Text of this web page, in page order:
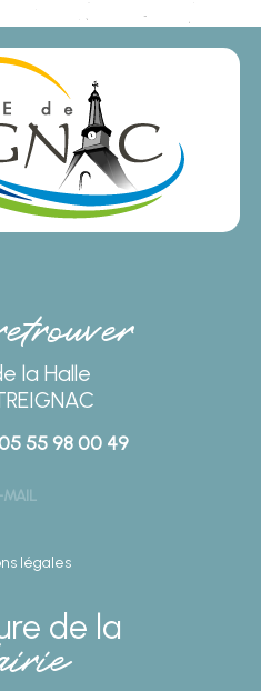
la Halle
55 98 00 49
MAIL
légales
de la